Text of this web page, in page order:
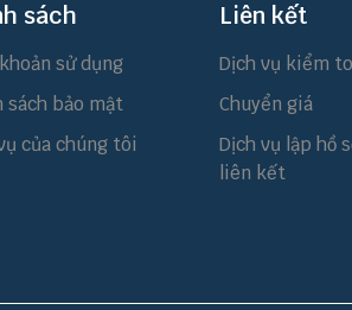
sách
sử dụng
sách bảo mật
của chúng tôi
Liên kết
Dịch vụ kiểm
Chuyển giá
Dịch vụ lập hồ
liên kết